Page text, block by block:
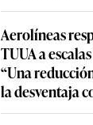
Aerolíneas
TUUA a
“Una
la desventaja